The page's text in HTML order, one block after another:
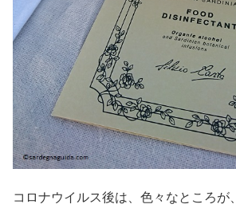
コロナウイルス後は、色々なところが